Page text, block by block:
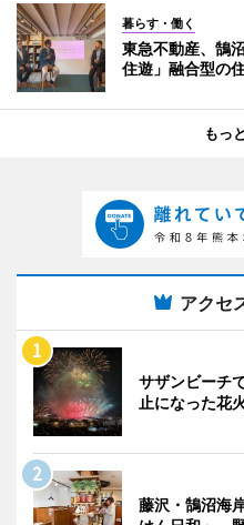
暮らす・働く
東急不動産、鵠
住遊」融合型の
もっ
アクセ
サザンビーチ
止になった花
藤沢・鵠沼海